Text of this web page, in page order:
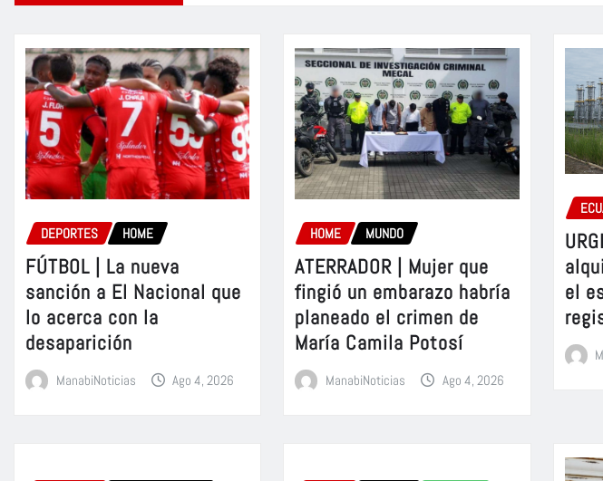
DEPORTES HOME
FÚTBOL | La nueva
sanción a El Nacional que
lo acerca con la
desaparición
ManabiNoticias Ago 4, 2026
HOME MUNDO
ATERRADOR | Mujer que
fingió un embarazo habría
planeado el crimen de
María Camila Potosí
ManabiNoticias Ago 4, 2026
el